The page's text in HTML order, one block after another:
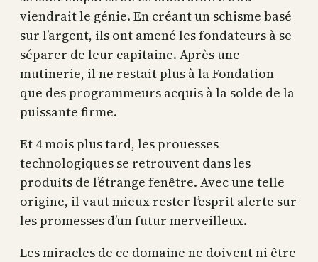
viendrait le génie. En créant un schisme basé
sur l’argent, ils ont amené les fondateurs à se
séparer de leur capitaine. Après une
mutinerie, il ne restait plus à la Fondation
que des programmeurs acquis à la solde de la
puissante firme.
Et 4 mois plus tard, les prouesses
technologiques se retrouvent dans les
produits de l’étrange fenêtre. Avec une telle
origine, il vaut mieux rester l’esprit alerte sur
les promesses d’un futur merveilleux.
Les miracles de ce domaine ne doivent ni être